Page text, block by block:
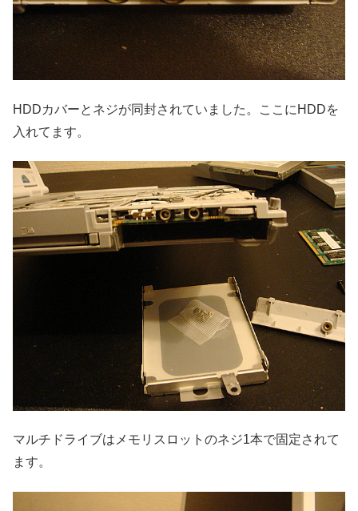
HDDカバーとネジが同封されていました。ここにHDDを
入れてます。
マルチドライブはメモリスロットのネジ1本で固定されて
ます。